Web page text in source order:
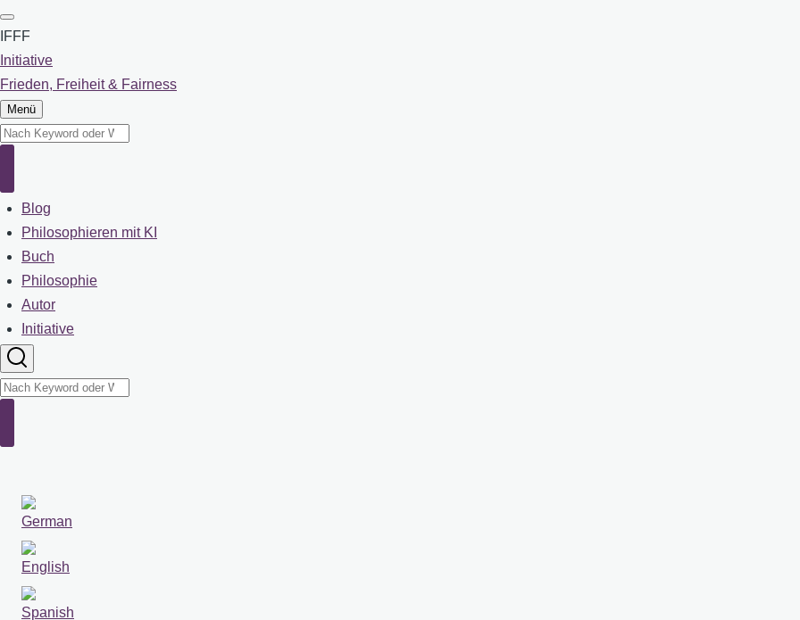
Direkt
zum
Inhalt
IFFF
Initiative
Frieden, Freiheit & Fairness
Menü
Suche
Main
navigation
Blog
Philosophieren mit KI
Buch
Philosophie
Autor
Initiative
Suche
Sprachumschalter